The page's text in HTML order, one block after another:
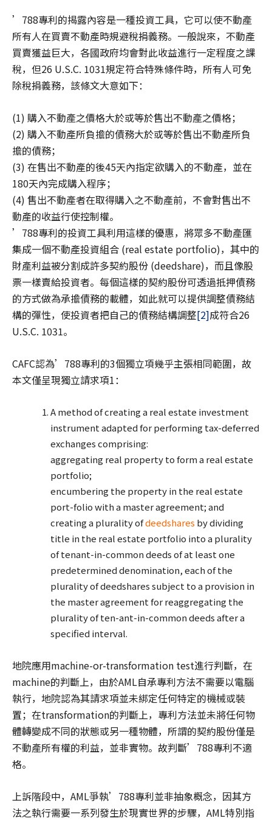
’788專利的揭露內容是一種投資工具，它可以使不動產
所有人在買賣不動產時規避稅捐義務。一般說來，不動產
買賣獲益巨大，各國政府均會對此收益進行一定程度之課
稅，但26 U.S.C. 1031規定符合特殊條件時，所有人可免
除稅捐義務，該條文大意如下：
(1) 購入不動產之價格大於或等於售出不動產之價格；
(2) 購入不動產所負擔的債務大於或等於售出不動產所負
擔的債務；
(3) 在售出不動產的後45天內指定欲購入的不動產，並在
180天內完成購入程序；
(4) 售出不動產者在取得購入之不動產前，不會對售出不
動產的收益行使控制權。
’788專利的投資工具利用這樣的優惠，將眾多不動產匯
集成一個不動產投資組合 (real estate portfolio)，其中的
財產利益被分割成許多契約股份 (deedshare)，而且像股
票一樣賣給投資者。每個這樣的契約股份可透過抵押債務
的方式做為承擔債務的載體，如此就可以提供調整債務結
構的彈性，使投資者把自己的債務結構調整[2]成符合26
U.S.C. 1031。
CAFC認為’788專利的3個獨立項幾乎主張相同範圍，故
本文僅呈現獨立請求項1：
A method of creating a real estate investment
instrument adapted for performing tax-deferred
exchanges comprising:
aggregating real property to form a real estate
portfolio;
encumbering the property in the real estate
port-folio with a master agreement; and
creating a plurality ofdeedshares by dividing
title in the real estate portfolio into a plurality
of tenant-in-common deeds of at least one
predetermined denomination, each of the
plurality of deedshares subject to a provision in
the master agreement for reaggregating the
plurality of ten-ant-in-common deeds after a
specified interval.
地院應用machine-or-transformation test進行判斷，在
machine的判斷上，由於AML自承專利方法不需要以電腦
執行，地院認為其請求項並未綁定任何特定的機械或裝
置；在transformation的判斷上，專利方法並未將任何物
體轉變成不同的狀態或另一種物體，所謂的契約股份僅是
不動產所有權的利益，並非實物。故判斷’788專利不適
格。
上訴階段中，AML爭執’788專利並非抽象概念，因其方
法之執行需要一系列發生於現實世界的步驟，AML特別指